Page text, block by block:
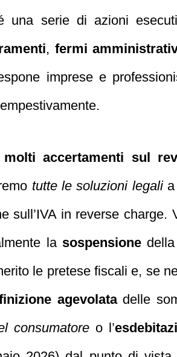
una serie di azioni
, fermi
imprese e
molti accertamenti sul
tutte le soluzioni legalia
sull’IVA in reverse charge.
la sospensionedella
le pretese fiscali e, se
agevolatadelle
consumatoreo l’